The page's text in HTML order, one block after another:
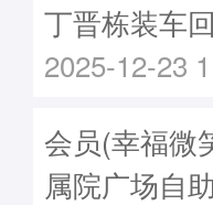
丁晋栋装车
2025-12-23
会员(幸福微
属院广场自